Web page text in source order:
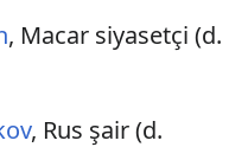
, Macar siyasetçi (d.
, Rus şair (d.